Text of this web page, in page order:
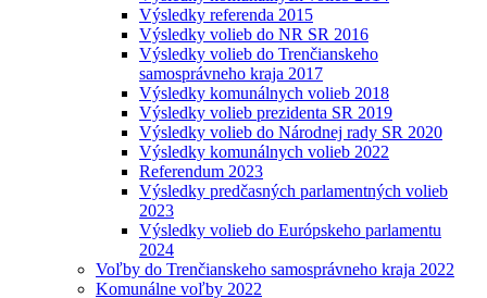
Výsledky referenda 2015
Výsledky volieb do NR SR 2016
Výsledky volieb do Trenčianskeho
samosprávneho kraja 2017
Výsledky komunálnych volieb 2018
Výsledky volieb prezidenta SR 2019
Výsledky volieb do Národnej rady SR 2020
Výsledky komunálnych volieb 2022
Referendum 2023
Výsledky predčasných parlamentných volieb
2023
Výsledky volieb do Európskeho parlamentu
2024
Voľby do Trenčianskeho samosprávneho kraja 2022
Komunálne voľby 2022